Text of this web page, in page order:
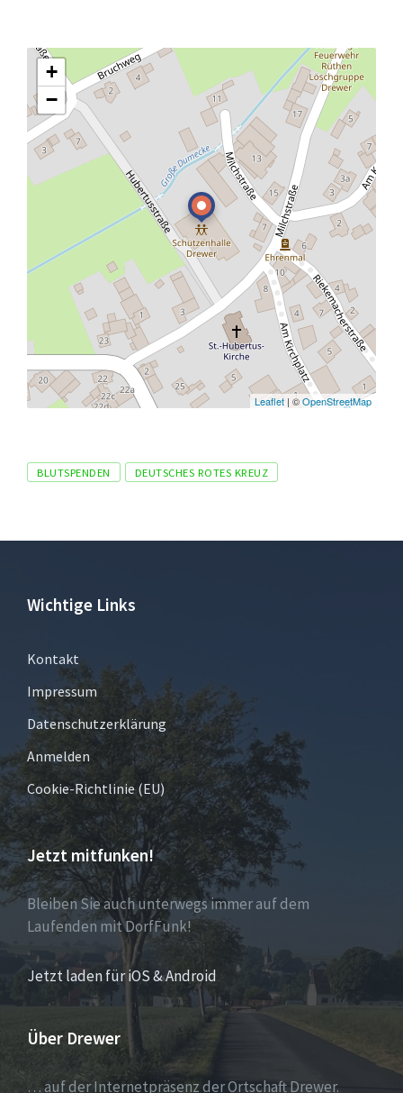
+
−
Leaflet | ©OpenStreetMap
Tags
BLUTSPENDEN DEUTSCHES ROTES KREUZ
Wichtige Links
Kontakt
Impressum
Datenschutzerklärung
Anmelden
Cookie-Richtlinie (EU)
Jetzt mitfunken!
Bleiben Sie auch unterwegs immer auf dem
Laufenden mit DorfFunk!
Jetzt laden für iOS & Android
Über Drewer
… auf der Internetpräsenz der Ortschaft Drewer.